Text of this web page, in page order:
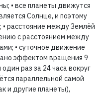
• все планеты движутся
Солнце, и поэтому
расстояние между Землёй
с расстоянием между
• суточное движение
эффектом вращения 9
раз за 24 часа вокруг
параллельной самой
и другие планеты),